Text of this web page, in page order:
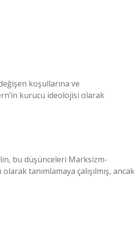
koşullarına ve
kurucu ideolojisi olarak
bu düşünceleri Marksizm-
tanımlamaya çalışılmış, ancak